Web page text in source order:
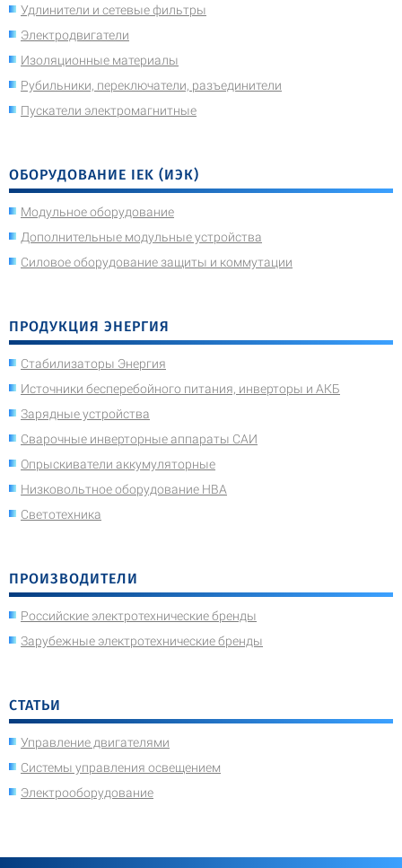
Удлинители и сетевые фильтры
Электродвигатели
Изоляционные материалы
Рубильники, переключатели, разъединители
Пускатели электромагнитные
ОБОРУДОВАНИЕ IEK (ИЭК)
Модульное оборудование
Дополнительные модульные устройства
Силовое оборудование защиты и коммутации
ПРОДУКЦИЯ ЭНЕРГИЯ
Стабилизаторы Энергия
Источники бесперебойного питания, инверторы и АКБ
Зарядные устройства
Сварочные инверторные аппараты САИ
Опрыскиватели аккумуляторные
Низковольтное оборудование НВА
Светотехника
ПРОИЗВОДИТЕЛИ
Российские электротехнические бренды
Зарубежные электротехнические бренды
СТАТЬИ
Управление двигателями
Системы управления освещением
Электрооборудование